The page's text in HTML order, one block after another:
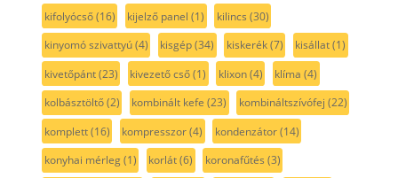
kifolyócső(16) kijelző panel (1) kilincs (30)
kinyomó szivattyú(4) kisgép(34) kiskerék(7) kisállat(1)
kivetőpánt(23) kivezető cső(1) klixon(4) klíma (4)
kolbásztöltő(2) kombinált kefe (23) kombináltszívófej (22)
komplett(16) kompresszor(4) kondenzátor(14)
konyhai mérleg(1) korlát(6) koronafűtés (3)